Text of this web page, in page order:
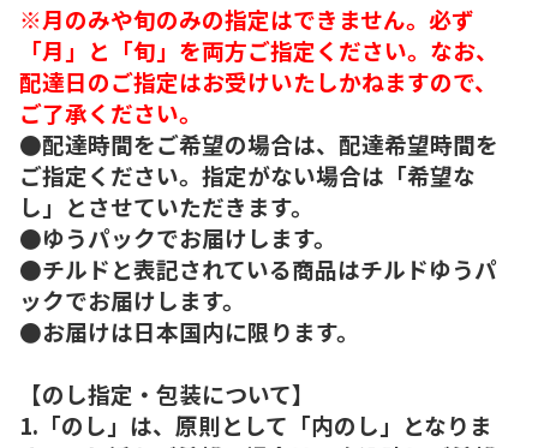
※月のみや旬のみの指定はできません。必ず
「月」と「旬」を両方ご指定ください。なお、
配達日のご指定はお受けいたしかねますので、
ご了承ください。
●配達時間をご希望の場合は、配達希望時間を
ご指定ください。指定がない場合は「希望な
し」とさせていただきます。
●ゆうパックでお届けします。
●チルドと表記されている商品はチルドゆうパ
ックでお届けします。
●お届けは日本国内に限ります。
【のし指定・包装について】
1.「のし」は、原則として「内のし」となりま